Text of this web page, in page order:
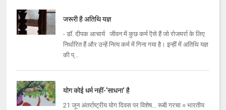
जरूरी है अतिथि यज्ञ
- डॉ. दीपक आचार्य जीवन में कुछ कर्म ऎसे हैं जो रोजमर्रा के लिए
निर्धारित हैं और उन्हें नित्य कर्म में गिना गया है। इन्हीं में अतिथि यज्ञ
की प्...
योग कोई धर्म नहीं-‘साधना’ है
21 जून अंतर्राष्ट्रीय योग दिवस पर विशेष... रूबी गरचा ० भारतीय